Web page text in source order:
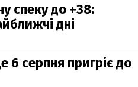
спеку до +38:
дні
6 серпня пригріє до